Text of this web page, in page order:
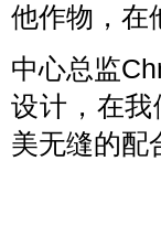
他作物，在
中心总监
设计，在我
美无缝的配